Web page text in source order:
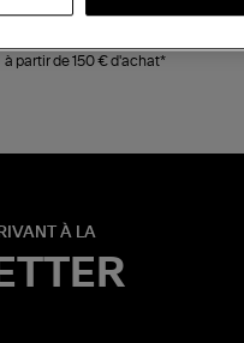
à partir de 150 € d'achat*
À LA